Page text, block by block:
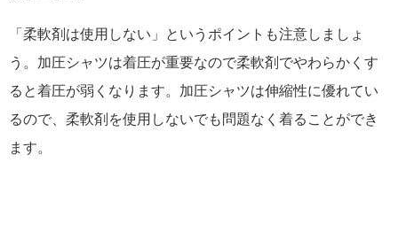
「柔軟剤は使用しない」というポイントも注意しましょ
う。加圧シャツは着圧が重要なので柔軟剤でやわらかくす
ると着圧が弱くなります。加圧シャツは伸縮性に優れてい
るので、柔軟剤を使用しないでも問題なく着ることができ
ます。